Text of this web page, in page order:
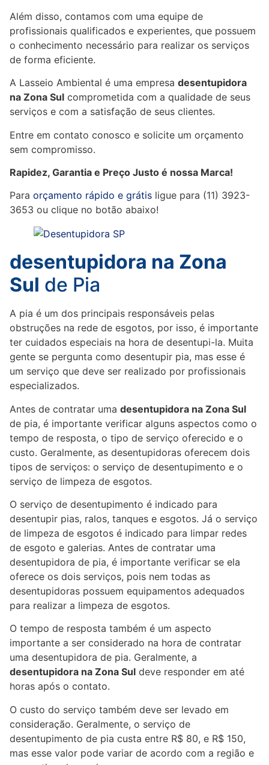
Além disso, contamos com uma equipe de
profissionais qualificados e experientes, que possuem
o conhecimento necessário para realizar os serviços
de forma eficiente.
A Lasseio Ambiental é uma empresa desentupidora
na Zona Sul comprometida com a qualidade de seus
serviços e com a satisfação de seus clientes.
Entre em contato conosco e solicite um orçamento
sem compromisso.
Rapidez, Garantia e Preço Justo é nossa Marca!
Para orçamento rápido e grátis ligue para (11) 3923-
3653 ou clique no botão abaixo!
desentupidora na Zona
Sul de Pia
A pia é um dos principais responsáveis pelas
obstruções na rede de esgotos, por isso, é importante
ter cuidados especiais na hora de desentupi-la. Muita
gente se pergunta como desentupir pia, mas esse é
um serviço que deve ser realizado por profissionais
especializados.
Antes de contratar uma desentupidora na Zona Sul
de pia, é importante verificar alguns aspectos como o
tempo de resposta, o tipo de serviço oferecido e o
custo. Geralmente, as desentupidoras oferecem dois
tipos de serviços: o serviço de desentupimento e o
serviço de limpeza de esgotos.
O serviço de desentupimento é indicado para
desentupir pias, ralos, tanques e esgotos. Já o serviço
de limpeza de esgotos é indicado para limpar redes
de esgoto e galerias. Antes de contratar uma
desentupidora de pia, é importante verificar se ela
oferece os dois serviços, pois nem todas as
desentupidoras possuem equipamentos adequados
para realizar a limpeza de esgotos.
O tempo de resposta também é um aspecto
importante a ser considerado na hora de contratar
uma desentupidora de pia. Geralmente, a
desentupidora na Zona Sul deve responder em até
horas após o contato.
O custo do serviço também deve ser levado em
consideração. Geralmente, o serviço de
desentupimento de pia custa entre R$ 80, e R$ 150,
mas esse valor pode variar de acordo com a região e